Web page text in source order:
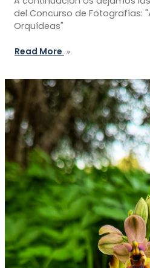
del Concurso de Fotografías:
Orquídeas"
Read More